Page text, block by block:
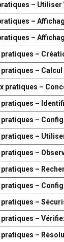
–
–
–
–
pratiques –
pratiques –
pratiques –
pratiques –
pratiques –
pratiques –
pratiques –
–
pratiques –
pratiques –
pratiques –